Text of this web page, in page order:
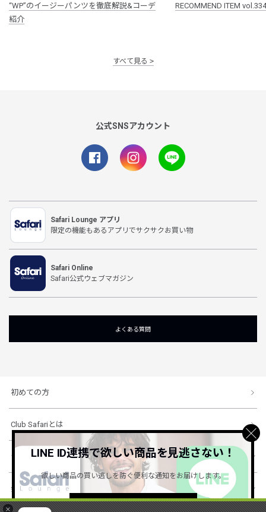
×
“WP”のイージーパンツを徹底解説&コーデ
紹介
RECOMMEND ITEM vol.334
すべて見る
公式SNSアカウント
Safari Lounge アプリ
限定の機能もあるアプリでサクサクお買い物
Safari Online
Safari公式ウェブマガジン
よくある質問
初めての方
Club Safariとは
ショッピングガイド
会社概要・規約
LINE ID連携で欲しい商品を見逃さない！
欲しい商品の買い逃しを防ぐ便利な通知をお届けします。
詳しくはこちら ＞